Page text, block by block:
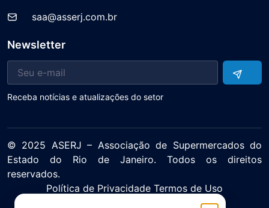
saa@asserj.com.br
Newsletter
Receba notícias e atualizações do setor
© 2025 ASERJ – Associação de Supermercados do
Estado do Rio de Janeiro. Todos os direitos
reservados.
Política de Privacidade Termos de Uso